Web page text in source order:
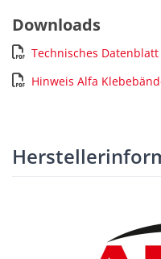
Downloads
Technisches Datenblatt
Hinweis Alfa